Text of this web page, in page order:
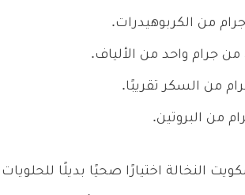
من جرام واحد من الألياف.
النخالة اختيارًا صحيًا بديلًا